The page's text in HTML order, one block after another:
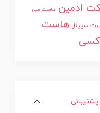
ادمین هاست سی
سیپنل هاست